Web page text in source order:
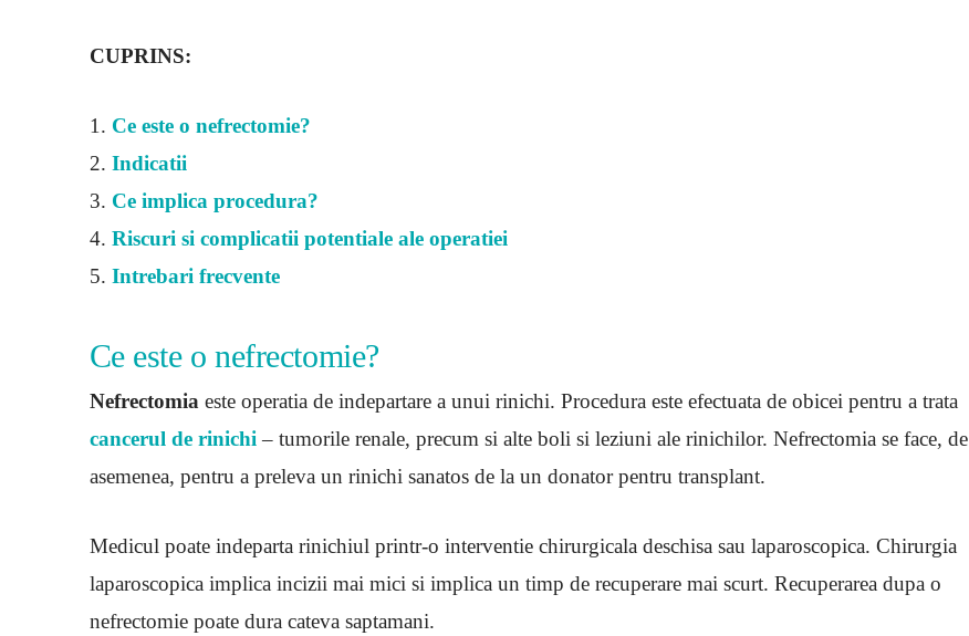
CUPRINS:
1. Ce este o nefrectomie?
2. Indicatii
3. Ce implica procedura?
4. Riscuri si complicatii potentiale ale operatiei
5. Intrebari frecvente
Ce este o nefrectomie?
Nefrectomiaeste operatia de indepartare a unui rinichi. Procedura este efectuata de obicei pentru a trata
cancerul de rinichi – tumorile renale, precum si alte boli si leziuni ale rinichilor. Nefrectomia se face, de
asemenea, pentru a preleva un rinichi sanatos de la un donator pentru transplant.
Medicul poate indeparta rinichiul printr-o interventie chirurgicala deschisa sau laparoscopica. Chirurgia
laparoscopica implica incizii mai mici si implica un timp de recuperare mai scurt. Recuperarea dupa o
nefrectomie poate dura cateva saptamani.